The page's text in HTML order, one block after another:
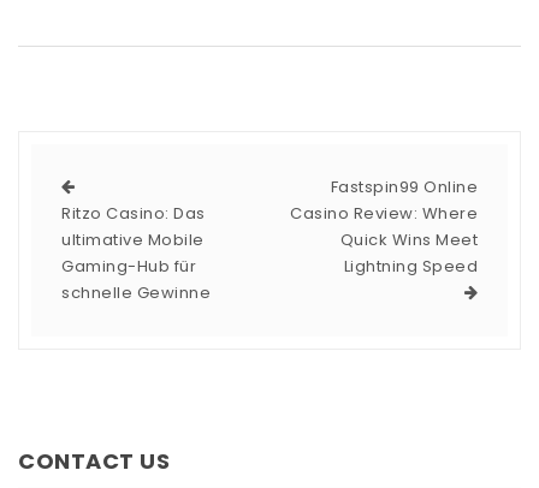
Ritzo Casino: Das
ultimative Mobile
Gaming-Hub für
schnelle Gewinne
Fastspin99 Online
Casino Review: Where
Quick Wins Meet
Lightning Speed
CONTACT US